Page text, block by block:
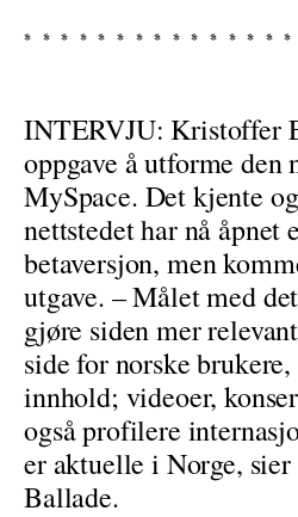
INTERVJU: Kristoffer
oppgave å utforme den
MySpace. Det kjente
nettstedet har nå åpnet
betaversjon, men
utgave. – Målet med
gjøre siden mer
side for norske
innhold; videoer,
også profilere
er aktuelle i Norge,
Ballade.